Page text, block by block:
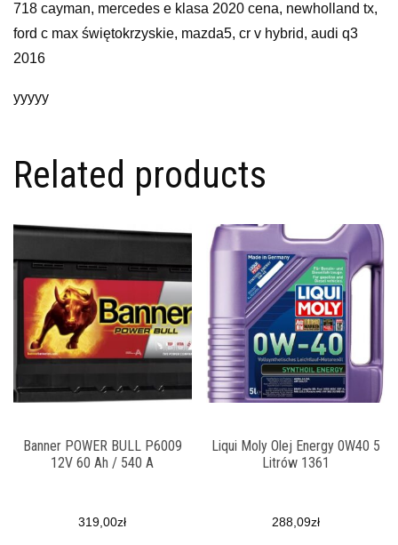
718 cayman, mercedes e klasa 2020 cena, newholland tx,
ford c max świętokrzyskie, mazda5, cr v hybrid, audi q3
2016
yyyyy
Related products
Banner POWER BULL P6009
12V 60 Ah / 540 A
319,00zł
Liqui Moly Olej Energy 0W40 5
Litrów 1361
288,09zł